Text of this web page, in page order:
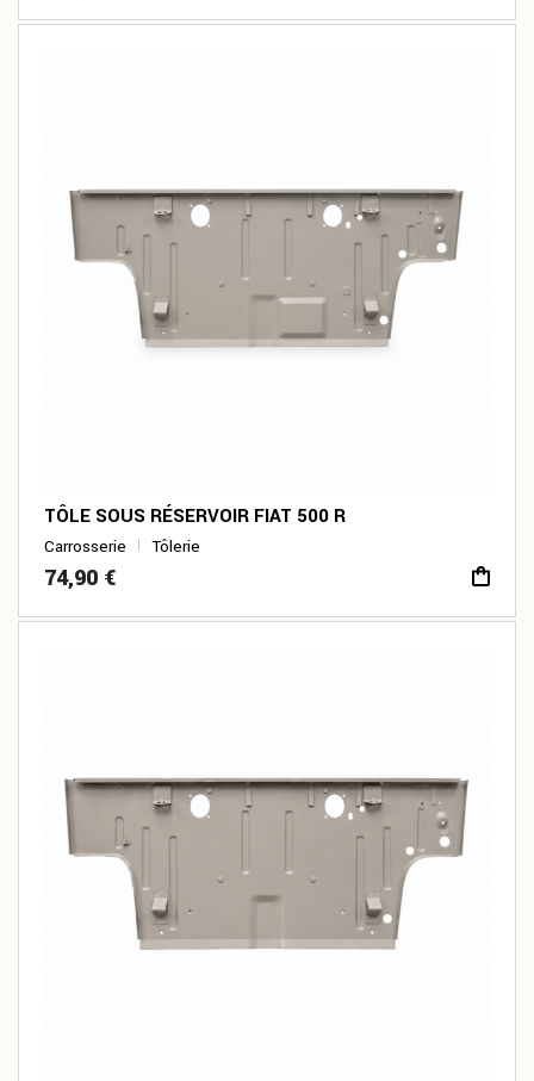
TÔLE SOUS RÉSERVOIR FIAT 500 R
Carrosserie Tôlerie
74,90 €